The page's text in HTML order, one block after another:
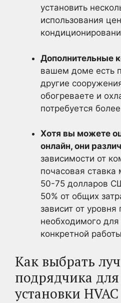
установить
использования
Дополнительные
вашем доме есть
другие
обогреваете и
потребуется
Хотя вы можете
онлайн, они
зависимости от
почасовая ставка
50-75 долларов
50% от общих
зависит от уровня
необходимого
конкретной
Как выбрать
подрядчика
установки HVAC